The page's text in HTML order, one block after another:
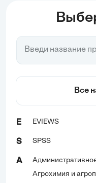
Все
E EVIEWS
S SPSS
А
Агрохимия и